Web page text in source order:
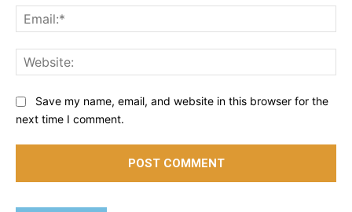
Save my name, email, and website in this browser for the
next time I comment.